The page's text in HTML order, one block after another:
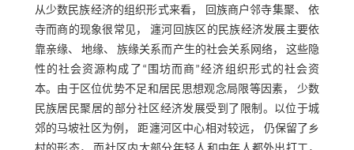
从少数民族经济的组织形式来看， 回族商户邻寺集聚、 依
寺而商的现象很常见， 瀍河回族区的民族经济发展主要依
靠亲缘、 地缘、 族缘关系而产生的社会关系网络， 这些隐
性的社会资源构成了“围坊而商”经济组织形式的社会资
本。由于区位优势不足和居民思想观念局限等因素， 少数
民族居民聚居的部分社区经济发展受到了限制。以位于城
郊的马坡社区为例， 距瀍河区中心相对较远， 仍保留了乡